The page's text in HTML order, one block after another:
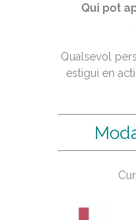
Qui pot
Qualsevol
estigui en